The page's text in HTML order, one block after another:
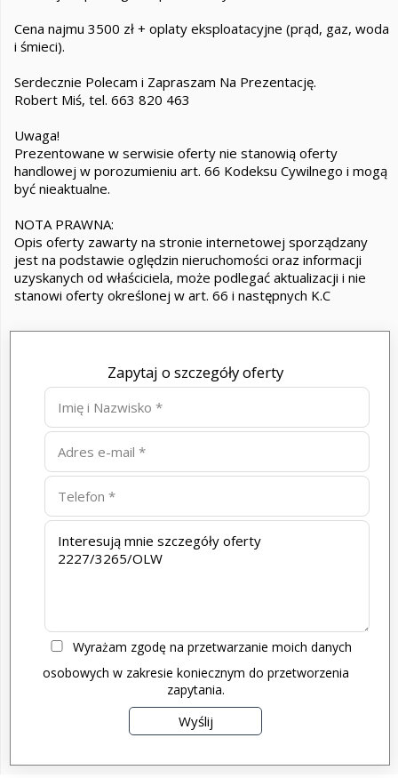
Cena najmu 3500 zł + oplaty eksploatacyjne (prąd, gaz, woda
i śmieci).
Serdecznie Polecam i Zapraszam Na Prezentację.
Robert Miś, tel. 663 820 463
Uwaga!
Prezentowane w serwisie oferty nie stanowią oferty
handlowej w porozumieniu art. 66 Kodeksu Cywilnego i mogą
być nieaktualne.
NOTA PRAWNA:
Opis oferty zawarty na stronie internetowej sporządzany
jest na podstawie oględzin nieruchomości oraz informacji
uzyskanych od właściciela, może podlegać aktualizacji i nie
stanowi oferty określonej w art. 66 i następnych K.C
Zapytaj o szczegóły oferty
Wyrażam zgodę na przetwarzanie moich danych
osobowych w zakresie koniecznym do przetworzenia
zapytania.